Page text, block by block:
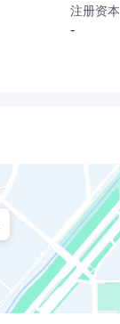
注册资本
-